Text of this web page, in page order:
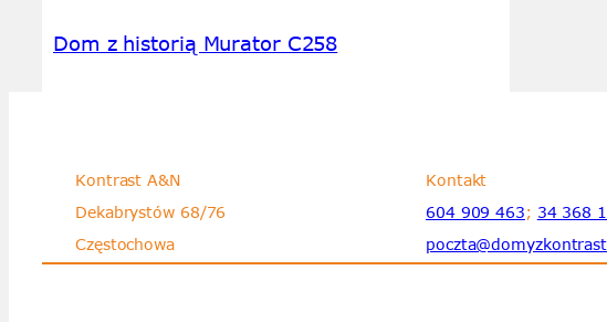
Dom z historią Murator C258
Kontrast A&N
Dekabrystów 68/76
Częstochowa
Kontakt
604 909 463; 34 368